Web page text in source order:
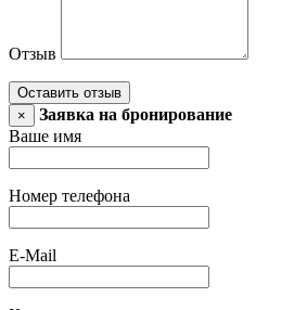
Отзыв
Оставить отзыв
×
Заявка на бронирование
Ваше имя
Номер телефона
E-Mail